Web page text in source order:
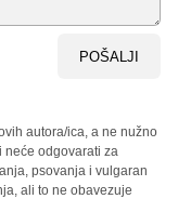
POŠALJI
autora/ica, a ne nužno
neće odgovarati za
psovanja i vulgaran
ali to ne obavezuje